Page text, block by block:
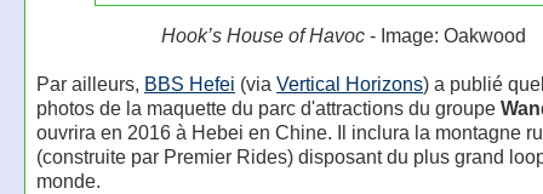
Hook’s House of Havoc- Image: Oakwood
Par ailleurs, BBS Hefei (via Vertical Horizons) a publié
photos de la maquette du parc d'attractions du groupe
ouvrira en 2016 à Hebei en Chine. Il inclura la montagne
(construite par Premier Rides) disposant du plus grand
monde.